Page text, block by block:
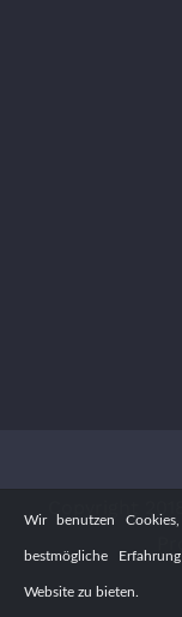
Copyright
Wir benutzen
bestmögliche
Website zu bieten.